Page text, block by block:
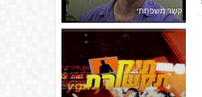
קשר משפחתי